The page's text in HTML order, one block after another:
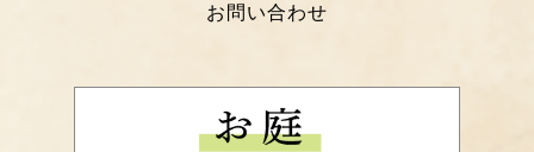
お問い合わせ